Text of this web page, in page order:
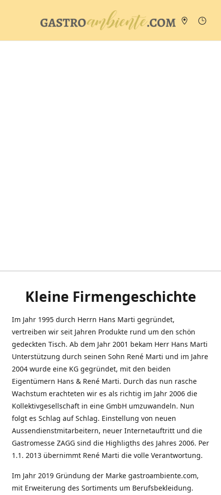
Kleine Firmengeschichte
Im Jahr 1995 durch Herrn Hans Marti gegründet,
vertreiben wir seit Jahren Produkte rund um den schön
gedeckten Tisch. Ab dem Jahr 2001 bekam Herr Hans Marti
Unterstützung durch seinen Sohn René Marti und im Jahre
2004 wurde eine KG gegründet, mit den beiden
Eigentümern Hans & René Marti. Durch das nun rasche
Wachstum erachteten wir es als richtig im Jahr 2006 die
Kollektivgesellschaft in eine GmbH umzuwandeln. Nun
folgt es Schlag auf Schlag. Einstellung von neuen
Aussendienstmitarbeitern, neuer Internetauftritt und die
Gastromesse ZAGG sind die Highligths des Jahres 2006. Per
1.1. 2013 übernimmt René Marti die volle Verantwortung.
Im Jahr 2019 Gründung der Marke gastroambiente.com,
mit Erweiterung des Sortiments um Berufsbekleidung.